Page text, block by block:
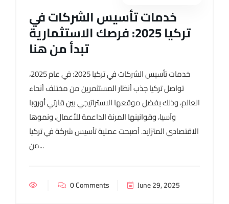
خدمات تأسيس الشركات في
تركيا 2025: فرصك الاستثمارية
تبدأ من هنا
خدمات تأسيس الشركات في تركيا 2025: في عام 2025،
تواصل تركيا جذب أنظار المستثمرين من مختلف أنحاء
العالم، وذلك بفضل موقعها الاستراتيجي بين قارتي أوروبا
وآسيا، وقوانينها المرنة الداعمة للأعمال، ونموها
الاقتصادي المتزايد. أصبحت عملية تأسيس شركة في تركيا
من...
0 Comments June 29, 2025